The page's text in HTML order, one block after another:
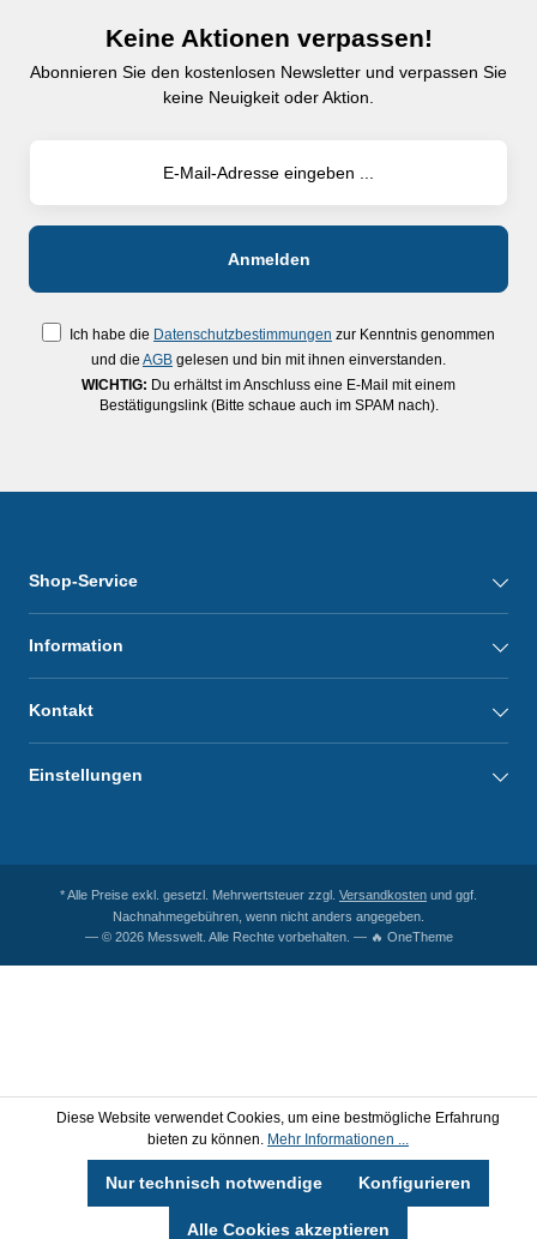
Keine Aktionen verpassen!
Abonnieren Sie den kostenlosen Newsletter und verpassen Sie
keine Neuigkeit oder Aktion.
Ich habe die Datenschutzbestimmungen zur Kenntnis genommen
und die AGB gelesen und bin mit ihnen einverstanden.
WICHTIG: Du erhältst im Anschluss eine E-Mail mit einem
Bestätigungslink (Bitte schaue auch im SPAM nach).
Shop-Service
Information
Kontakt
Einstellungen
* Alle Preise exkl. gesetzl. Mehrwertsteuer zzgl. Versandkosten und ggf.
Nachnahmegebühren, wenn nicht anders angegeben.
— © 2026 Messwelt. Alle Rechte vorbehalten. — 🔥 OneTheme
Diese Website verwendet Cookies, um eine bestmögliche Erfahrung
bieten zu können. Mehr Informationen ...
Nur technisch notwendige Konfigurieren
Alle Cookies akzeptieren